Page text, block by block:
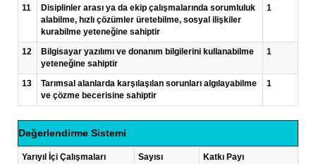
11
Disiplinler arası ya da ekip çalışmalarında sorumluluk
alabilme, hızlı çözümler üretebilme, sosyal ilişkiler
kurabilme yeteneğine sahiptir
1
12
Bilgisayar yazılımı ve donanım bilgilerini kullanabilme
yeteneğine sahiptir
1
13
Tarımsal alanlarda karşılaşılan sorunları algılayabilme
ve çözme becerisine sahiptir
1
Değerlendirme Sistemi
Yarıyıl İçi Çalışmaları Sayısı
Katkı Payı